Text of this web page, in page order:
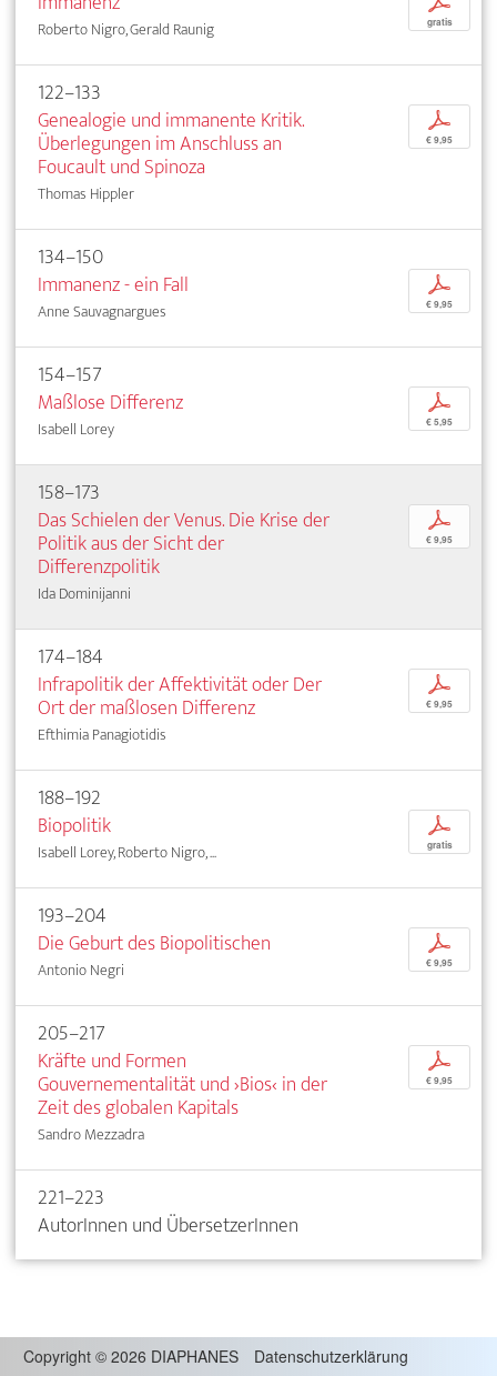
Roberto Nigro, Gerald Raunig gratis
122–133
Genealogie und immanente Kritik.
Überlegungen im Anschluss an
Foucault und Spinoza
Thomas Hippler
p
€ 9,95
134–150
Immanenz - ein Fall
Anne Sauvagnargues
p
€ 9,95
154–157
Maßlose Differenz
Isabell Lorey
p
€ 5,95
158–173
Das Schielen der Venus. Die Krise der
Politik aus der Sicht der
Differenzpolitik
Ida Dominijanni
p
€ 9,95
174–184
Infrapolitik der Affektivität oder Der
Ort der maßlosen Differenz
Efthimia Panagiotidis
p
€ 9,95
188–192
Biopolitik
Isabell Lorey, Roberto Nigro, ...
p
gratis
193–204
Die Geburt des Biopolitischen
Antonio Negri
p
€ 9,95
205–217
Kräfte und Formen
Gouvernementalität und ›Bios‹ in der
Zeit des globalen Kapitals
Sandro Mezzadra
p
€ 9,95
221–223
AutorInnen und ÜbersetzerInnen
Copyright © 2026 DIAPHANES Datenschutzerklärung